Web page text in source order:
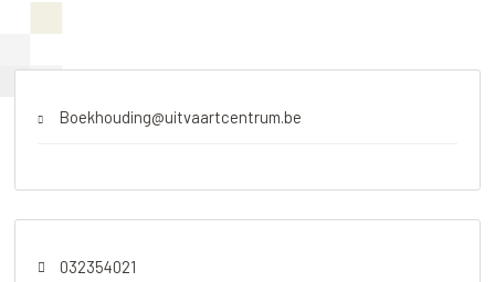
Boekhouding@uitvaartcentrum.be
032354021